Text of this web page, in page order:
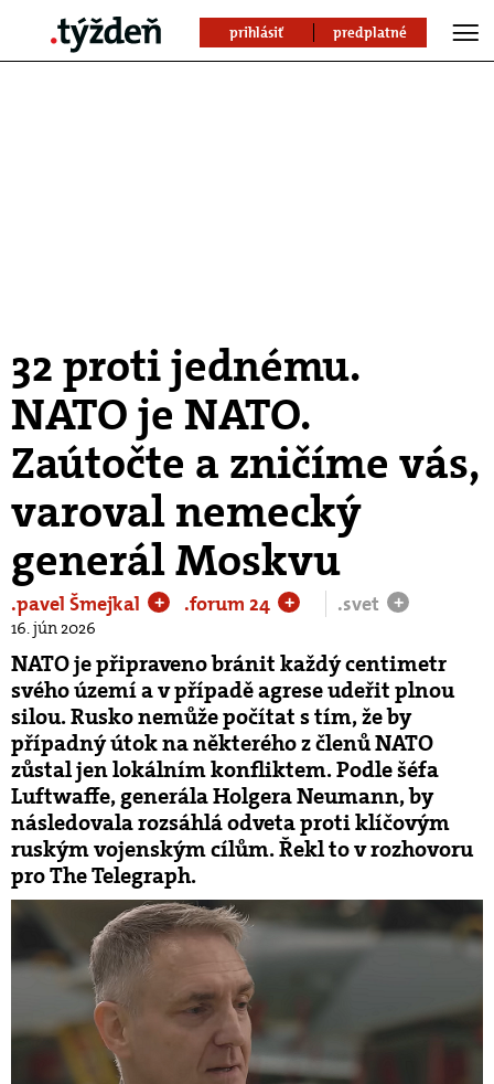
prihlásiť predplatné
32 proti jednému.
NATO je NATO.
Zaútočte a zničíme vás,
varoval nemecký
generál Moskvu
.pavel Šmejkal + .forum 24 + .svet +
16. jún 2026
NATO je připraveno bránit každý centimetr
svého území a v případě agrese udeřit plnou
silou. Rusko nemůže počítat s tím, že by
případný útok na některého z členů NATO
zůstal jen lokálním konfliktem. Podle šéfa
Luftwaffe, generála Holgera Neumann, by
následovala rozsáhlá odveta proti klíčovým
ruským vojenským cílům. Řekl to v rozhovoru
pro The Telegraph.